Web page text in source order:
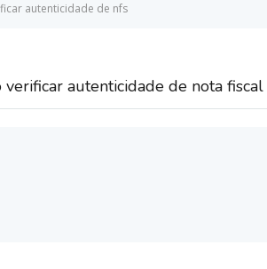
autenticidade de nfs
verificar autenticidade de nota